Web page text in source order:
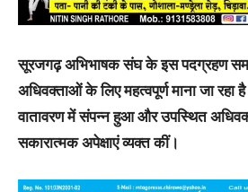
सूरजगढ़ अभिभाषक संघ के इस पदग्रहण
अधिवक्ताओं के लिए महत्वपूर्ण माना जा रहा
वातावरण में संपन्न हुआ और उपस्थित
सकारात्मक अपेक्षाएं व्यक्त कीं।